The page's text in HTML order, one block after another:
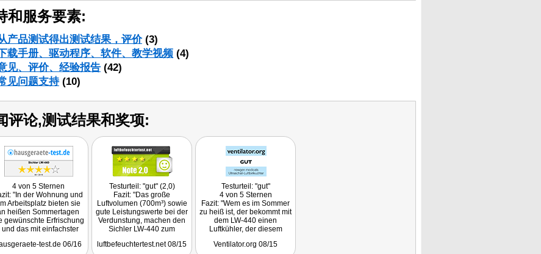
和服务要素:
产品测试得出测试结果，评价(3)
载手册、驱动程序、软件、教学视频 (4)
见、评价、经验报告 (42)
见问题支持(10)
评论,测试结果和奖项:
4 von 5 Sternen
"In der Wohnung und
Arbeitsplatz bieten sie
heißen Sommertagen
gewünschte Erfrischung
und das mit einfachster
Kosten und geringem
test.de 06/16
Testurteil: "gut" (2,0)
Fazit: "Das große
Luftvolumen (700m³) sowie
gute Leistungswerte bei der
Verdunstung, machen den
Sichler LW-440 zum
Kombigerät, welches die
luftbefeuchtertest.net 08/15
Testurteil: "gut"
4 von 5 Sternen
Fazit: "Wem es im Sommer
zu heiß ist, der bekommt mit
dem LW-440 einen
Luftkühler, der diesem
entgegen treten kann ..."
Ventilator.org 08/15